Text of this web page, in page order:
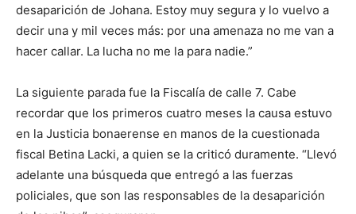
desaparición de Johana. Estoy muy segura y lo vuelvo a
decir una y mil veces más: por una amenaza no me van a
hacer callar. La lucha no me la para nadie.”
La siguiente parada fue la Fiscalía de calle 7. Cabe
recordar que los primeros cuatro meses la causa estuvo
en la Justicia bonaerense en manos de la cuestionada
fiscal Betina Lacki, a quien se la criticó duramente. “Llevó
adelante una búsqueda que entregó a las fuerzas
policiales, que son las responsables de la desaparición